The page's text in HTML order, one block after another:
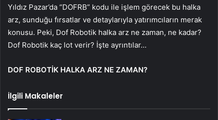
Yıldız Pazar’da “DOFRB” kodu ile işlem görecek bu halka
arz, sunduğu fırsatlar ve detaylarıyla yatırımcıların merak
konusu. Peki, Dof Robotik halka arz ne zaman, ne kadar?
Dof Robotik kaç lot verir? İşte ayrıntılar…
DOF ROBOTİK HALKA ARZ NE ZAMAN?
İlgili Makaleler